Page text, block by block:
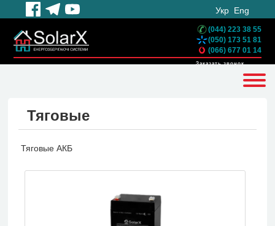
Укр Eng
(044) 223 38 55
(050) 173 51 81
(066) 677 01 14
Заказать звонок
Тяговые
Тяговые АКБ